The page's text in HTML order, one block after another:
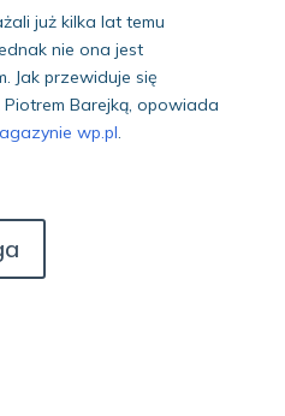
już kilka lat temu
nie ona jest
Jak przewiduje się
Barejką, opowiada
wp.pl.